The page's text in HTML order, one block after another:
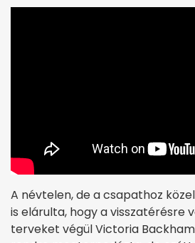
A névtelen, de a csapathoz
is elárulta, hogy a visszatérésre
terveket végül Victoria